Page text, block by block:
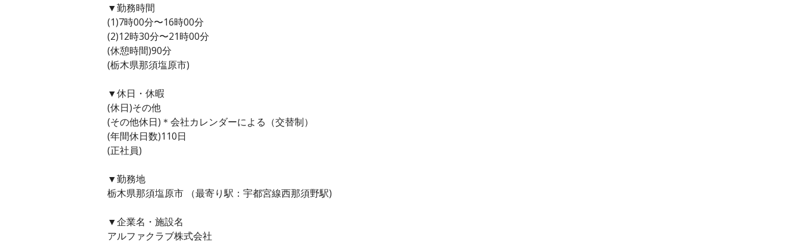
▼勤務時間
(1)7時00分〜16時00分
(2)12時30分〜21時00分
(休憩時間)90分
(栃木県那須塩原市)
▼休日・休暇
(休日)その他
(その他休日)＊会社カレンダーによる（交替制）
(年間休日数)110日
(正社員)
▼勤務地
栃木県那須塩原市 （最寄り駅：宇都宮線西那須野駅)
▼企業名・施設名
アルファクラブ株式会社